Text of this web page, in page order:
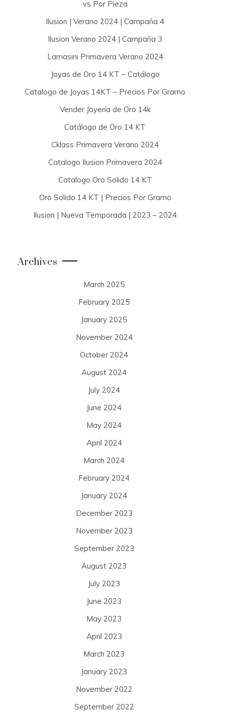
vs Por Pieza
Ilusion | Verano 2024 | Campaña 4
Ilusion Verano 2024 | Campaña 3
Lamasini Primavera Verano 2024
Joyas de Oro 14 KT – Catálogo
Catalogo de Joyas 14KT – Precios Por Gramo
Vender Joyería de Oro 14k
Catálogo de Oro 14 KT
Cklass Primavera Verano 2024
Catalogo Ilusion Primavera 2024
Catalogo Oro Solido 14 KT
Oro Solido 14 KT | Precios Por Gramo
Ilusion | Nueva Temporada | 2023 – 2024
Archives
March 2025
February 2025
January 2025
November 2024
October 2024
August 2024
July 2024
June 2024
May 2024
April 2024
March 2024
February 2024
January 2024
December 2023
November 2023
September 2023
August 2023
July 2023
June 2023
May 2023
April 2023
March 2023
January 2023
November 2022
September 2022